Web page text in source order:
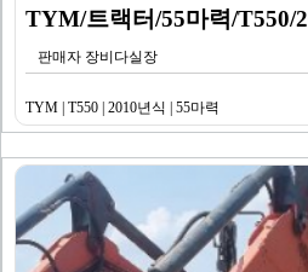
TYM/트랙터/55마력/T550/
판매자 장비다실장
TYM | T550 | 2010년식 | 55마력